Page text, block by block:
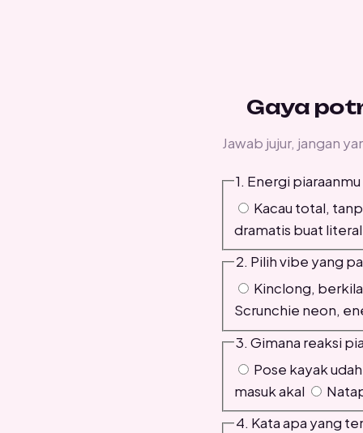
Gaya
Jawab jujur, jangan
1. Energi
Kacau total,
dramatis buat
2. Pilih vibe yang
Kinclong,
Scrunchie neon,
3. Gimana reaksi
Pose kayak
masuk akal
4. Kata apa yang